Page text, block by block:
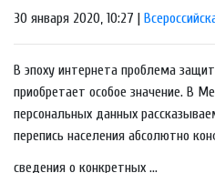
30 января 2020, 10:27 |
В эпоху интернета проблема
приобретает особое значение. В
персональных данных
перепись населения абсолютно
сведения о конкретных ...